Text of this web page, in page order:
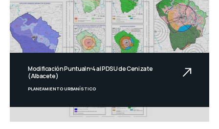
Modificación Puntual nº4 al PDSU de Cenizate
(Albacete)
PLANEAMIENTO URBANÍSTICO